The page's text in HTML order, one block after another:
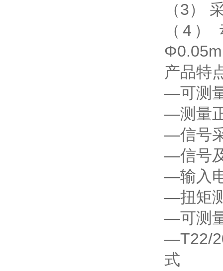
（3）
（4
产品特
—可测
—测量
—信号
—信号
—输入
—扭矩
—可测
—T22/
式